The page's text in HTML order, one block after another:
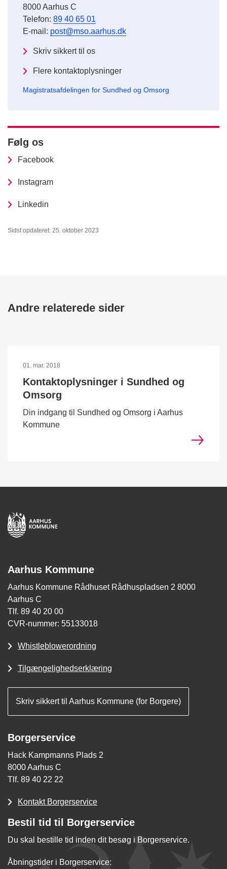
8000 Aarhus C
Telefon: 89 40 65 01
E-mail: post@mso.aarhus.dk
Skriv sikkert til os
Flere kontaktoplysninger
Magistratsafdelingen for Sundhed og Omsorg
Følg os
Facebook
Instagram
Linkedin
Sidst opdateret: 25. oktober 2023
Andre relaterede sider
01. mar. 2018
Kontaktoplysninger i Sundhed og
Omsorg
Din indgang til Sundhed og Omsorg i Aarhus
Kommune
Aarhus Kommune
Aarhus Kommune Rådhuset Rådhuspladsen 2 8000
Aarhus C
Tlf. 89 40 20 00
CVR-nummer: 55133018
Whistleblowerordning
Tilgængelighedserklæring
Skriv sikkert til Aarhus Kommune (for Borgere)
Borgerservice
Hack Kampmanns Plads 2
8000 Aarhus C
Tlf. 89 40 22 22
Kontakt Borgerservice
Bestil tid til Borgerservice
Du skal bestille tid inden dit besøg i Borgerservice.
Åbningstider i Borgerservice: